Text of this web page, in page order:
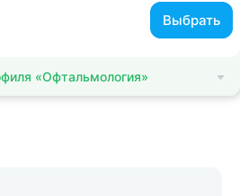
Выбрать
«Офтальмология»